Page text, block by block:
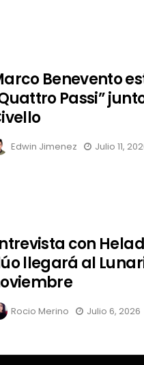
Benevento
Passi”
Edwin Jimenez Julio 11,
con
llegará al
Rocio Merino Julio 6, 2026